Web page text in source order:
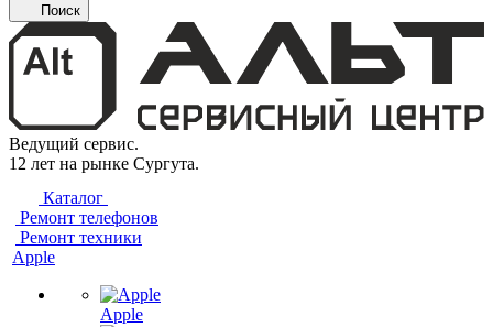
Поиск
Ведущий сервис.
12 лет на рынке Сургута.
Каталог
Ремонт телефонов
Ремонт техники
Apple
Apple